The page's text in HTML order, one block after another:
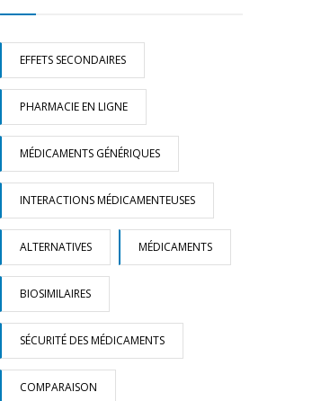
EFFETS SECONDAIRES
PHARMACIE EN LIGNE
MÉDICAMENTS GÉNÉRIQUES
INTERACTIONS MÉDICAMENTEUSES
ALTERNATIVES MÉDICAMENTS
BIOSIMILAIRES
SÉCURITÉ DES MÉDICAMENTS
COMPARAISON